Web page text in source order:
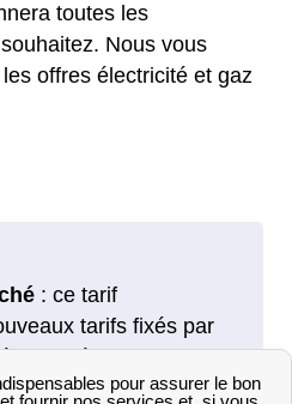
toutes les
Nous vous
offres électricité et gaz
: ce tarif
tarifs fixés par
dans le cadre
de l'énergie.